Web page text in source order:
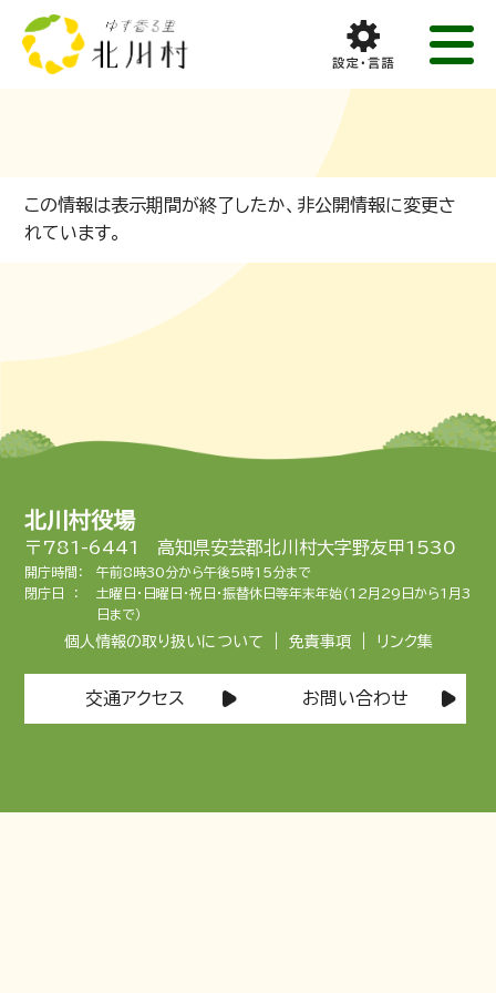
この情報は表示期間が終了したか、非公開情報に変更さ
れています。
北川村役場
〒781-6441 高知県安芸郡北川村大字野友甲1530
開庁時間：
午前8時30分から午後5時15分まで
閉庁日 ：
土曜日・日曜日・祝日・振替休日等年末年始（12月29日から1月3
日まで）
個人情報の取り扱いについて 免責事項 リンク集
交通アクセス お問い合わせ